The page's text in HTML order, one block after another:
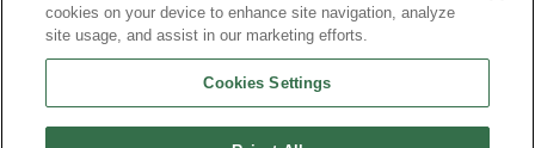
Interdiction de vente de boissons alcooliques aux mineurs de
moins de 18 ans
La preuve de majorité de l'acheteur est exigée au moment de la vente
Code de la santé publique, Aar.l.3342-1 et l.3353-3
cookies on your device to enhance site navigation, analyze
site usage, and assist in our marketing efforts.
Cookies Settings